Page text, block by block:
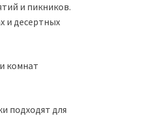
и пикников.
и десертных
комнат
подходят для